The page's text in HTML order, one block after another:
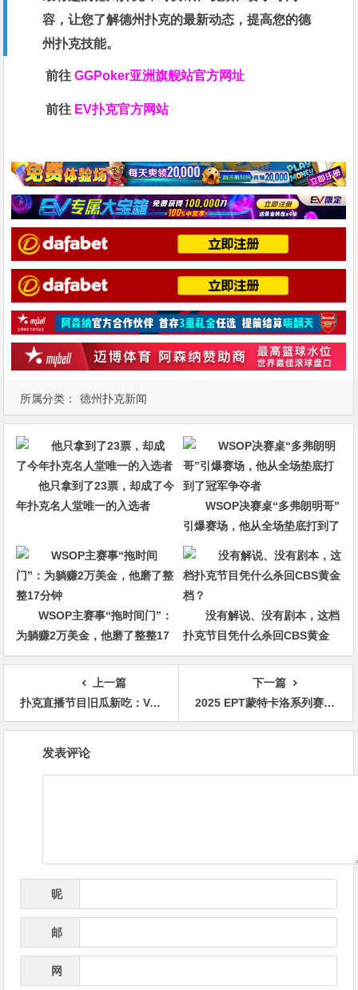
所属分类： 德州扑克新闻
容，让您了解德州扑克的最新动态，提高您的德
州扑克技能。
前往GGPoker亚洲旗舰站官方网址
前往 EV扑克官方网站
他只拿到了23票，却成了今
年扑克名人堂唯一的入选者
WSOP决赛桌“多弗朗明哥”
引爆赛场，他从全场垫底打到了
冠军争夺者
WSOP主赛事“拖时间门”：
为躺赚2万美金，他磨了整整17
分钟
没有解说、没有剧本，这档
扑克节目凭什么杀回CBS黄金
档？
上一篇
扑克直播节目旧瓜新吃：Veronica炮轰Mike Postle作弊
下一篇
2025 EPT蒙特卡洛系列赛将于4月30日开赛
发表评论
昵
邮
网